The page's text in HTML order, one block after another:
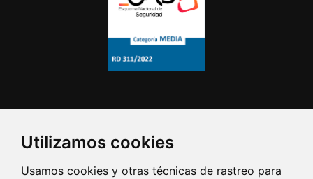
Utilizamos cookies
Usamos cookies y otras técnicas de rastreo para